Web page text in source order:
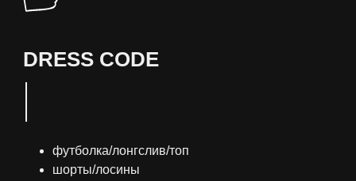
DRESS CODE
футболка/лонгслив/топ
шорты/лосины